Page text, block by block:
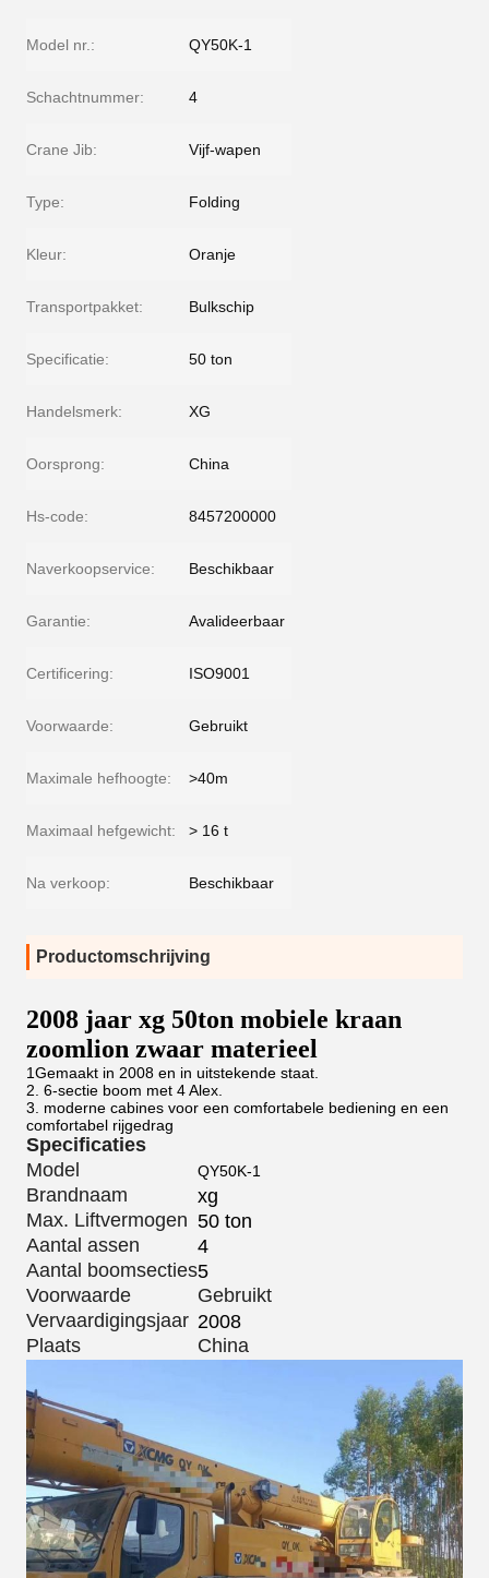
Model nr.: QY50K-1
Schachtnummer: 4
Crane Jib: Vijf-wapen
Type: Folding
Kleur: Oranje
Transportpakket: Bulkschip
Specificatie: 50 ton
Handelsmerk: XG
Oorsprong: China
Hs-code: 8457200000
Naverkoopservice: Beschikbaar
Garantie: Avalideerbaar
Certificering: ISO9001
Voorwaarde: Gebruikt
Maximale hefhoogte: >40m
Maximaal hefgewicht: > 16 t
Na verkoop: Beschikbaar
Productomschrijving
2008 jaar xg 50ton mobiele kraan
zoomlion zwaar materieel
1Gemaakt in 2008 en in uitstekende staat.
2. 6-sectie boom met 4 Alex.
3. moderne cabines voor een comfortabele bediening en een
comfortabel rijgedrag
Specificaties
Model
QY50K-1
Brandnaam
xg
Max. Liftvermogen 50 ton
Aantal assen
4
Aantal boomsecties5
Voorwaarde
Gebruikt
Vervaardigingsjaar 2008
Plaats
China